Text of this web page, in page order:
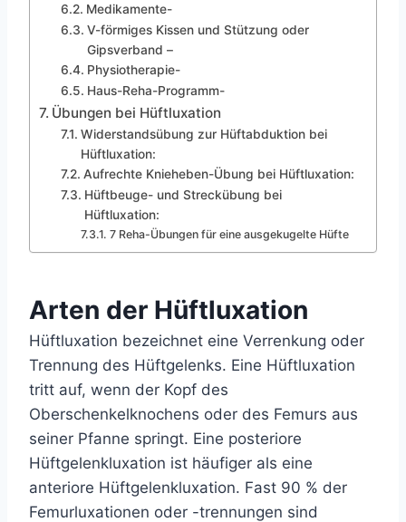
Medikamente-
V-förmiges Kissen und Stützung oder
Gipsverband –
Physiotherapie-
Haus-Reha-Programm-
Übungen bei Hüftluxation
Widerstandsübung zur Hüftabduktion bei
Hüftluxation:
Aufrechte Knieheben-Übung bei Hüftluxation:
Hüftbeuge- und Streckübung bei
Hüftluxation:
7 Reha-Übungen für eine ausgekugelte Hüfte
Arten der Hüftluxation
Hüftluxation bezeichnet eine Verrenkung oder
Trennung des Hüftgelenks. Eine Hüftluxation
tritt auf, wenn der Kopf des
Oberschenkelknochens oder des Femurs aus
seiner Pfanne springt. Eine posteriore
Hüftgelenkluxation ist häufiger als eine
anteriore Hüftgelenkluxation. Fast 90 % der
Femurluxationen oder -trennungen sind